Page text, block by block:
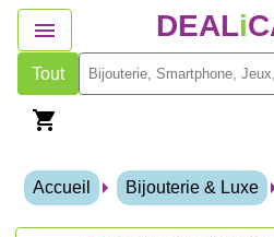
DEALi
Tout
Accueil Bijouterie & Luxe